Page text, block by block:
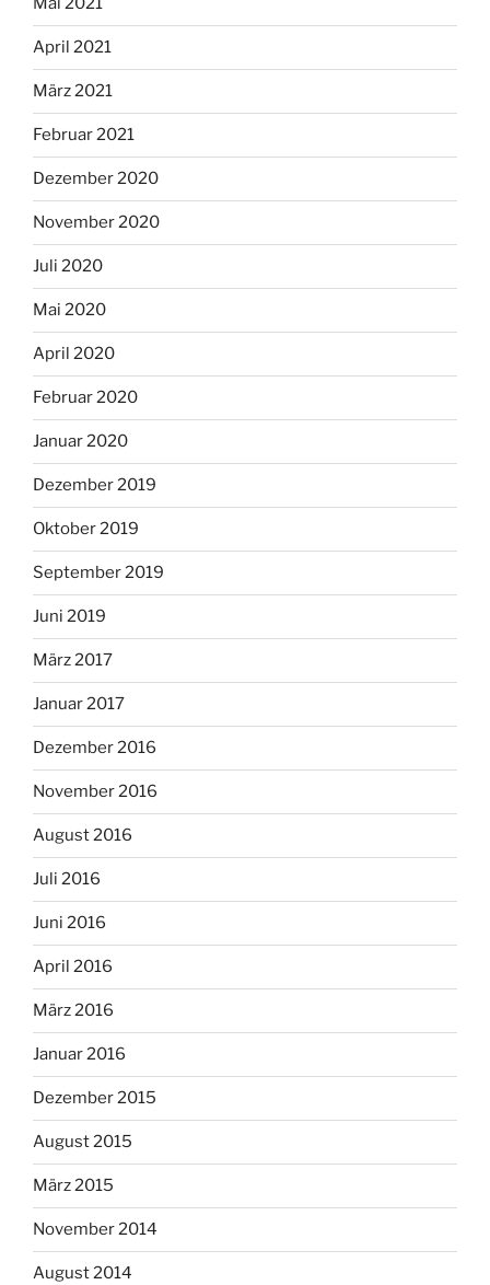
April 2021
März 2021
Februar 2021
Dezember 2020
November 2020
Juli 2020
Mai 2020
April 2020
Februar 2020
Januar 2020
Dezember 2019
Oktober 2019
September 2019
Juni 2019
März 2017
Januar 2017
Dezember 2016
November 2016
August 2016
Juli 2016
Juni 2016
April 2016
März 2016
Januar 2016
Dezember 2015
August 2015
März 2015
November 2014
August 2014